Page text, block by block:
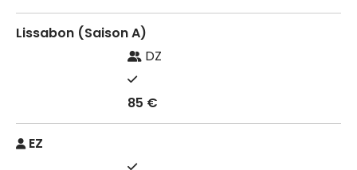
Lissabon (Saison A)
DZ
85 €
EZ